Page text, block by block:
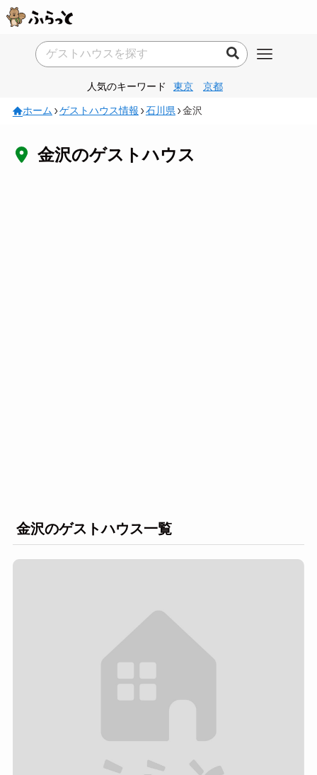
人気のキーワード 東京 京都
ホーム ゲストハウス情報 石川県 金沢
金沢のゲストハウス
金沢のゲストハウス一覧